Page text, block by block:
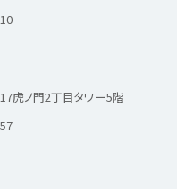
虎ノ門2丁目タワー5階